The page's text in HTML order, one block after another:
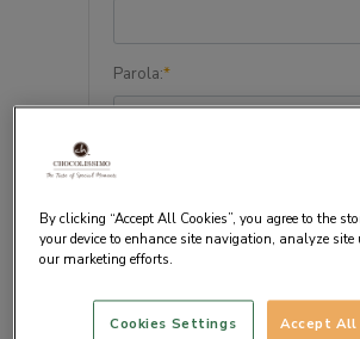
Parola:*
Confirma parola:
DETALIILE PERSONALE
By clicking “Accept All Cookies”, you agree to the
your device to enhance site navigation, analyze
our marketing efforts.
Accept All
Cookies Settings